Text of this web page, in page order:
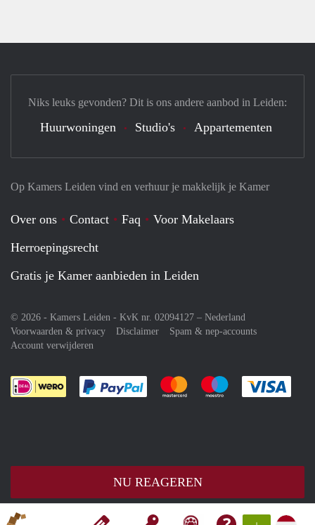
NU REAGEREN
Op Kamers Leiden vind en verhuur je makkelijk je Kamer
Over ons Contact Faq
Voor Makelaars
Herroepingsrecht
Gratis je Kamer aanbieden in Leiden
© 2026 - Kamers Leiden - KvK nr. 02094127 – Nederland
Voorwaarden & privacy
Disclaimer
Spam & nep-accounts
Account verwijderen
Je rekent gemakkelijk af met Paypal
Je rekent gemakkelijk af met
Je rekent
Niks leuks gevonden? Dit is ons andere aanbod in Leiden:
Huurwoningen Studio's Appartementen